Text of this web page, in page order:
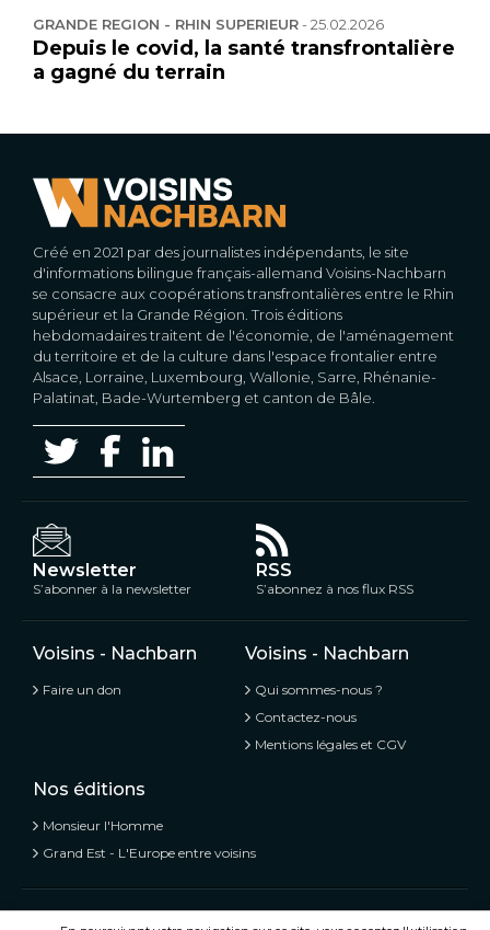
GRANDE REGION - RHIN SUPERIEUR-25.02.2026
Depuis le covid, la santé transfrontalière
a gagné du terrain
Créé en 2021 par des journalistes indépendants, le site
d'informations bilingue français-allemand Voisins-Nachbarn
se consacre aux coopérations transfrontalières entre le Rhin
supérieur et la Grande Région. Trois éditions
hebdomadaires traitent de l'économie, de l'aménagement
du territoire et de la culture dans l'espace frontalier entre
Alsace, Lorraine, Luxembourg, Wallonie, Sarre, Rhénanie-
Palatinat, Bade-Wurtemberg et canton de Bâle.
Newsletter
S’abonner à la newsletter
RSS
S’abonnez à nos flux RSS
Voisins - Nachbarn
Faire un don
Voisins - Nachbarn
Qui sommes-nous ?
Contactez-nous
Mentions légales et CGV
Nos éditions
Monsieur l'Homme
Grand Est - L'Europe entre voisins